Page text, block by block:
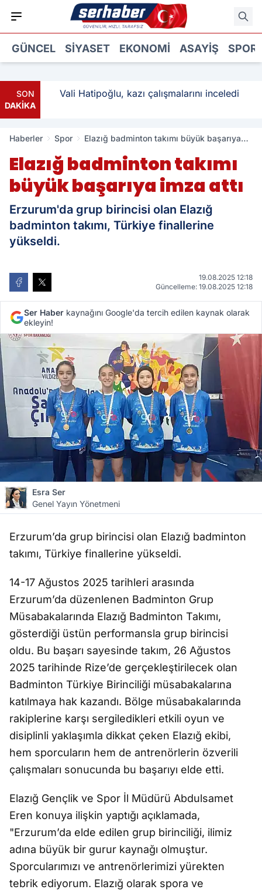
GÜNCEL SIYASET EKONOMI ASAYIŞ SPOR
SON
DAKİKA
Vali Hatipoğlu, kazı çalışmalarını inceledi
Haberler Spor
Elazığ badminton takımı büyük başarıya
Elazığ badminton takımı
büyük başarıya imza attı
Erzurum'da grup birincisi olan Elazığ
badminton takımı, Türkiye finallerine
yükseldi.
19.08.2025 12:18
Güncelleme: 19.08.2025 12:18
Ser Haber kaynağını Google'da tercih edilen kaynak olarak
ekleyin!
Esra Ser
Genel Yayın Yönetmeni
Erzurum’da grup birincisi olan Elazığ badminton
takımı, Türkiye finallerine yükseldi.
14-17 Ağustos 2025 tarihleri arasında
Erzurum’da düzenlenen Badminton Grup
Müsabakalarında Elazığ Badminton Takımı,
gösterdiği üstün performansla grup birincisi
oldu. Bu başarı sayesinde takım, 26 Ağustos
2025 tarihinde Rize’de gerçekleştirilecek olan
Badminton Türkiye Birinciliği müsabakalarına
katılmaya hak kazandı. Bölge müsabakalarında
rakiplerine karşı sergiledikleri etkili oyun ve
disiplinli yaklaşımla dikkat çeken Elazığ ekibi,
hem sporcuların hem de antrenörlerin özverili
çalışmaları sonucunda bu başarıyı elde etti.
Elazığ Gençlik ve Spor İl Müdürü Abdulsamet
Eren konuya ilişkin yaptığı açıklamada,
"Erzurum’da elde edilen grup birinciliği, ilimiz
adına büyük bir gurur kaynağı olmuştur.
Sporcularımızı ve antrenörlerimizi yürekten
tebrik ediyorum. Elazığ olarak spora ve